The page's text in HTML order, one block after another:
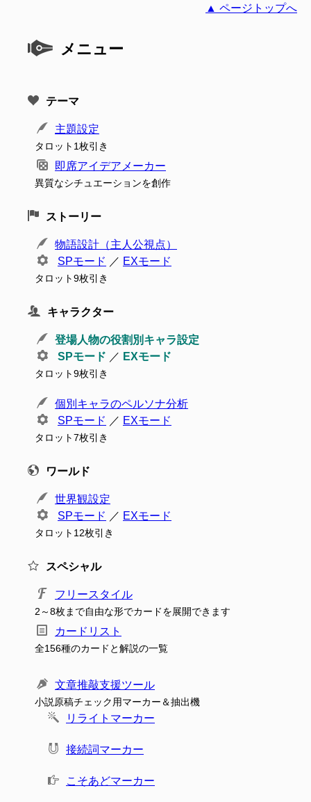
▲ ページトップへ
メニュー
テーマ
主題設定
タロット1枚引き
即席アイデアメーカー
異質なシチュエーションを創作
ストーリー
物語設計（主人公視点）
SPモード ／ EXモード
タロット9枚引き
キャラクター
登場人物の役割別キャラ設定
SPモード ／ EXモード
タロット9枚引き
個別キャラのペルソナ分析
SPモード ／ EXモード
タロット7枚引き
ワールド
世界観設定
SPモード ／ EXモード
タロット12枚引き
スペシャル
フリースタイル
2～8枚まで自由な形でカードを展開できます
カードリスト
全156種のカードと解説の一覧
文章推敲支援ツール
小説原稿チェック用マーカー＆抽出機
リライトマーカー
接続詞マーカー
こそあどマーカー